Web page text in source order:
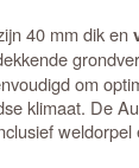
40 mm dik en
om
klimaat. De
weldorpel